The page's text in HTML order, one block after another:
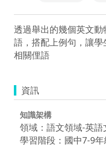
透過舉出的幾個英文
語，搭配上例句，讓
相關俚語
資訊
知識架構
領域：語文領域-英語
學習階段：國中7-9年